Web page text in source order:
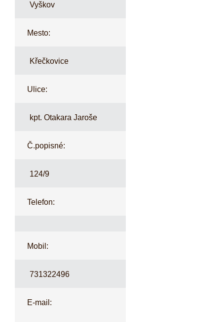
Vyškov
Mesto:
Křečkovice
Ulice:
kpt. Otakara Jaroše
Č.popisné:
124/9
Telefon:
Mobil:
731322496
E-mail: